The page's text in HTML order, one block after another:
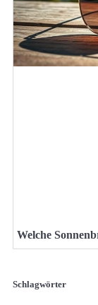
Welche
Schlagwörter